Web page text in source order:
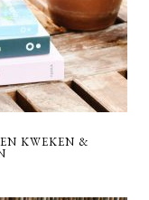
KWEKEN &